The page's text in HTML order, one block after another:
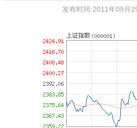
发布时间:2011年09月